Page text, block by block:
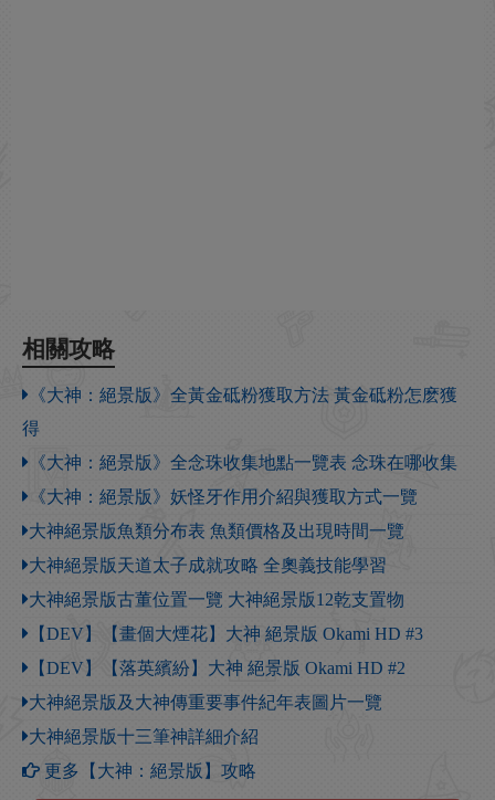
相關攻略
《大神：絕景版》全黃金砥粉獲取方法 黃金砥粉怎麽獲
得
《大神：絕景版》全念珠收集地點一覽表 念珠在哪收集
《大神：絕景版》妖怪牙作用介紹與獲取方式一覽
大神絕景版魚類分布表 魚類價格及出現時間一覽
大神絕景版天道太子成就攻略 全奧義技能學習
大神絕景版古董位置一覽 大神絕景版12乾支置物
【DEV】【畫個大煙花】大神 絕景版 Okami HD #3
【DEV】【落英繽紛】大神 絕景版 Okami HD #2
大神絕景版及大神傳重要事件紀年表圖片一覽
大神絕景版十三筆神詳細介紹
更多【大神：絕景版】攻略